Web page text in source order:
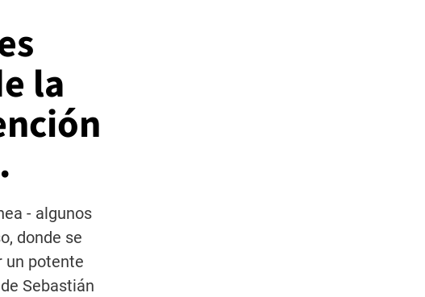
la
- algunos
donde se
un potente
Sebastián